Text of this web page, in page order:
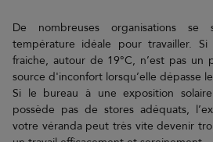
De nombreuses organisations
température idéale pour travailler.
fraiche, autour de 19°C, n’est pas un
source d'inconfort lorsqu’elle dépasse
Si le bureau à une exposition
possède pas de stores adéquats,
votre véranda peut très vite devenir